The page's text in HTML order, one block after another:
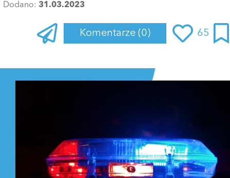
Dodano: 31.03.2023
Komentarze (0) 65